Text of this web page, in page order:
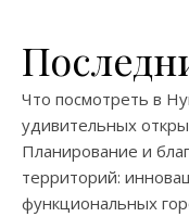
Что посмотреть в
удивительных
Планирование и
территорий:
функциональных